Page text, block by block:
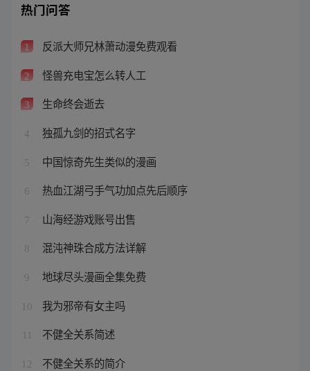
热门问答
1 反派大师兄林萧动漫免费观看
2 怪兽充电宝怎么转人工
3 生命终会逝去
4 独孤九剑的招式名字
5 中国惊奇先生类似的漫画
6 热血江湖弓手气功加点先后顺序
7 山海经游戏账号出售
8 混沌神珠合成方法详解
9 地球尽头漫画全集免费
10 我为邪帝有女主吗
不健全关系简述
12 不健全关系的简介